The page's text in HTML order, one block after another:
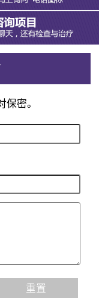
密。
重置